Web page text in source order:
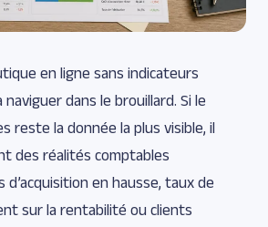
en ligne sans indicateurs
dans le brouillard. Si le
reste la donnée la plus visible, il
des réalités comptables
d’acquisition en hausse, taux de
sur la rentabilité ou clients